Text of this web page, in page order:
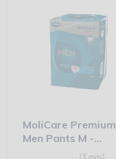
MoliCare Premium
Men Pants M -
Protection urinaire